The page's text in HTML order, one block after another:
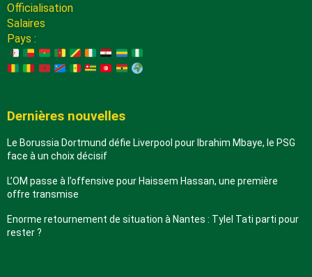
Officialisation
Salaires
Pays :
Dernières nouvelles
Le Borussia Dortmund défie Liverpool pour Ibrahim Mbaye, le PSG
face à un choix décisif
L’OM passe à l’offensive pour Haissem Hassan, une première
offre transmise
Enorme retournement de situation à Nantes : Tylel Tati parti pour
rester ?